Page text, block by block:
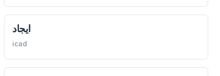
ايجاد
icad